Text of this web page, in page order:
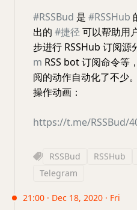
#RSSBud 是 #RSSHub
出的 #捷径 可以帮助用
步进行 RSSHub 订阅源
m RSS bot 订阅命令等
阅的动作自动化了不少
操作动画：
https://t.me/RSSBud/
RSSBud RSSHub
Telegram
21:00 · Dec 18, 2020 · Fri